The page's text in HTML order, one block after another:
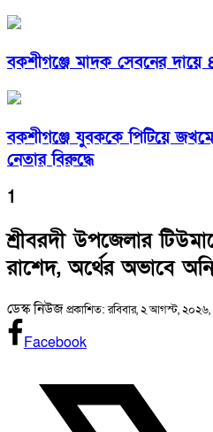
বকশীগঞ্জে মাদক সেবনের দায়ে
বকশীগঞ্জে যুবককে পিটিয়ে
নেতার বিরুদ্ধে
1
শ্রীবরদী উপজেলার
রাশেদ, অর্থের অভাবে
ডেস্ক নিউজপ্রকাশিত: রবিবার, ২ আগস্ট,
Facebook